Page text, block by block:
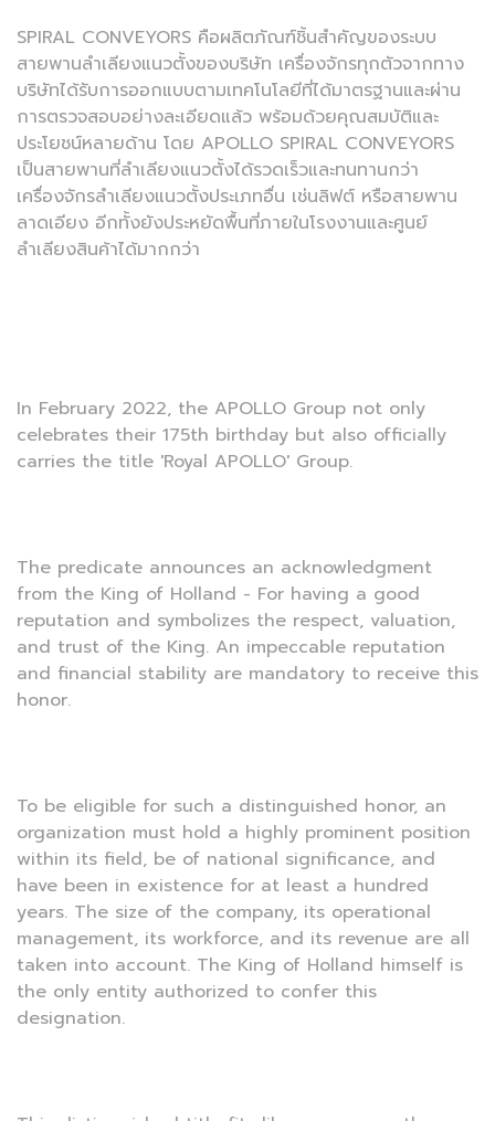
SPIRAL CONVEYORS คือผลิตภัณฑ์ชิ้นสำคัญของระบบ
สายพานลำเลียงแนวตั้งของบริษัท เครื่องจักรทุกตัวจากทาง
บริษัทได้รับการออกแบบตามเทคโนโลยีที่ได้มาตรฐานและผ่าน
การตรวจสอบอย่างละเอียดแล้ว พร้อมด้วยคุณสมบัติและ
ประโยชน์หลายด้าน โดย APOLLO SPIRAL CONVEYORS
เป็นสายพานที่ลำเลียงแนวตั้งได้รวดเร็วและทนทานกว่า
เครื่องจักรลำเลียงแนวตั้งประเภทอื่น เช่นลิฟต์ หรือสายพาน
ลาดเอียง อีกทั้งยังประหยัดพื้นที่ภายในโรงงานและศูนย์
ลำเลียงสินค้าได้มากกว่า
In February 2022, the APOLLO Group not only
celebrates their 175th birthday but also officially
carries the title 'Royal APOLLO' Group.
The predicate announces an acknowledgment
from the King of Holland - For having a good
reputation and symbolizes the respect, valuation,
and trust of the King. An impeccable reputation
and financial stability are mandatory to receive this
honor.
To be eligible for such a distinguished honor, an
organization must hold a highly prominent position
within its field, be of national significance, and
have been in existence for at least a hundred
years. The size of the company, its operational
management, its workforce, and its revenue are all
taken into account. The King of Holland himself is
the only entity authorized to confer this
designation.